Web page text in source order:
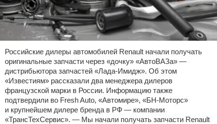
Российские дилеры автомобилей Renault начали получать
оригинальные запчасти через «дочку» «АвтоВАЗа» —
дистрибьютора запчастей «Лада-Имидж». Об этом
«Известиям» рассказали два менеджера дилеров
французской марки в России. Информацию также
подтвердили во Fresh Auto, «Автомире», «БН-Моторс»
и крупнейшем дилере бренда в РФ — компании
«ТрансТехСервис». — Мы начали получать запчасти Renault